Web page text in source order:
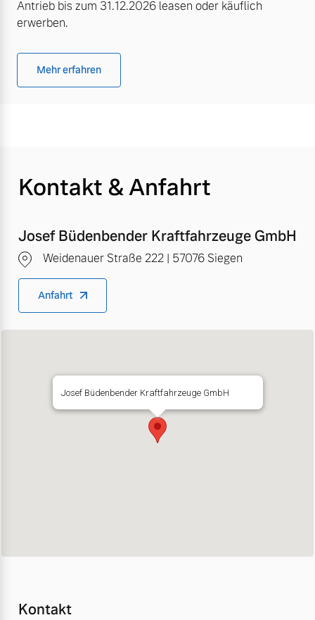
Antrieb bis zum 31.12.2026 leasen oder käuflich
erwerben.
Mehr erfahren
Kontakt & Anfahrt
Josef Büdenbender Kraftfahrzeuge GmbH
Weidenauer Straße 222 | 57076 Siegen
Anfahrt
Josef Büdenbender Kraftfahrzeuge GmbH
Kontakt